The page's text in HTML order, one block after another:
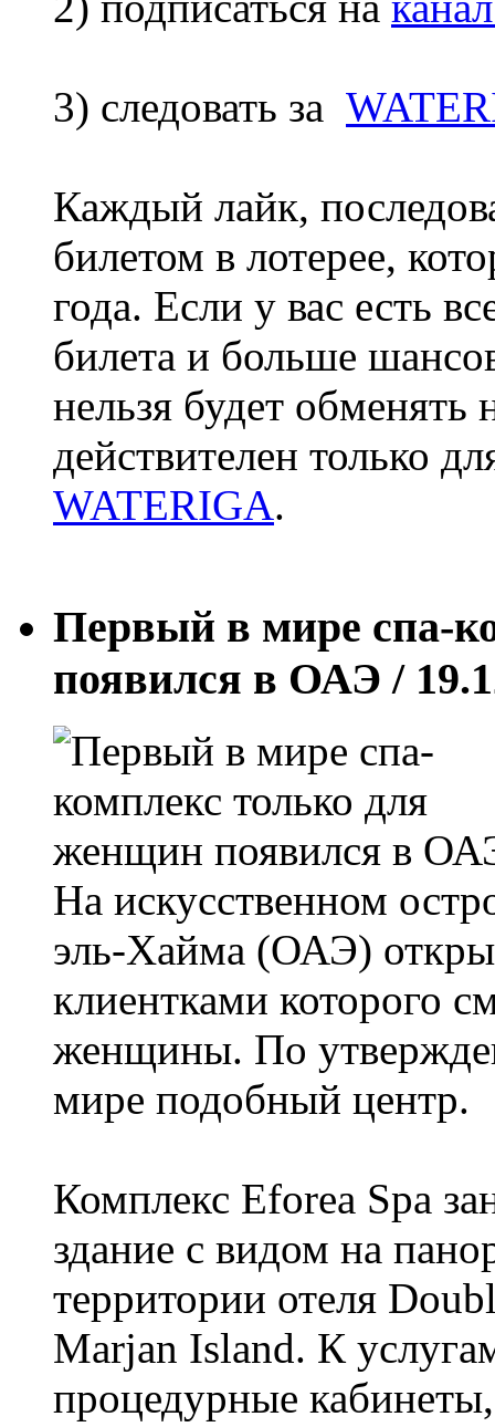
3) следовать за
Каждый лайк,
билетом в лотерее,
года. Если у вас есть
билета и больше
нельзя будет
действителен только
WATERIGA.
Первый в мире спа-
появился в ОАЭ/
На искусственном
эль-Хайма (ОАЭ)
клиентками которого
женщины. По
мире подобный центр.
Комплекс Eforea Spa
здание с видом на
территории отеля
Marjan Island. К
процедурные